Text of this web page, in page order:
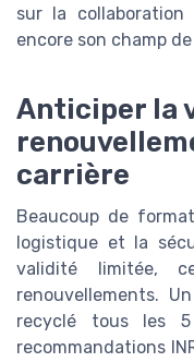
sur la collaboration
encore son champ
Anticiper la
carrière
Beaucoup de
logistique et la
validité limitée,
renouvellements.
recyclé tous les
recommandations